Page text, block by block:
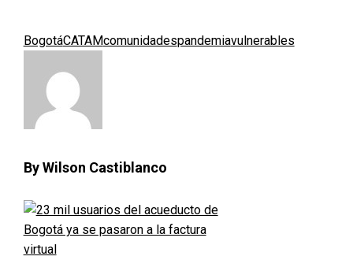
BogotáCATAMcomunidadespandemiavulnerables
By Wilson Castiblanco